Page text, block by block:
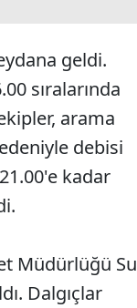
geldi.
sıralarında
arama
debisi
kadar
Müdürlüğü Su
Dalgıçlar